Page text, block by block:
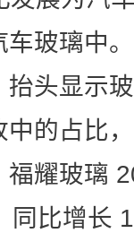
玻璃中
头显示
的占比
耀玻璃
同比增长